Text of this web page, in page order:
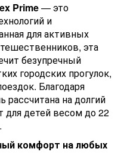
Prime— это
и
для активных
эта
безупречный
городских прогулок,
Благодаря
рассчитана на долгий
детей весом до 22
комфорт на любых